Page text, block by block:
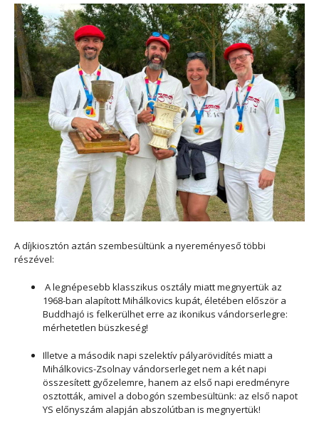
A díjkiosztón aztán szembesültünk a nyereményeső többi
részével:
A legnépesebb klasszikus osztály miatt megnyertük az
1968-ban alapított Mihálkovics kupát, életében először a
Buddhajó is felkerülhet erre az ikonikus vándorserlegre:
mérhetetlen büszkeség!
Illetve a második napi szelektív pályarövidítés miatt a
Mihálkovics-Zsolnay vándorserleget nem a két napi
összesített győzelemre, hanem az első napi eredményre
osztották, amivel a dobogón szembesültünk: az első napot
YS előnyszám alapján abszolútban is megnyertük!